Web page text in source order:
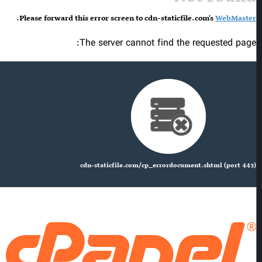
Please forward this error screen to cdn-staticfile.com'sWebMaster
.
The server cannot find the requested page:
cdn-staticfile.com/cp_errordocument.shtml (port 443)